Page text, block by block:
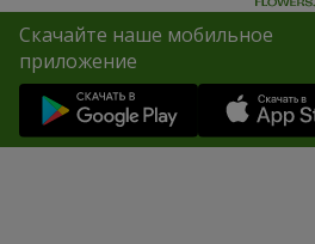
Скачайте наше мобильное
приложение